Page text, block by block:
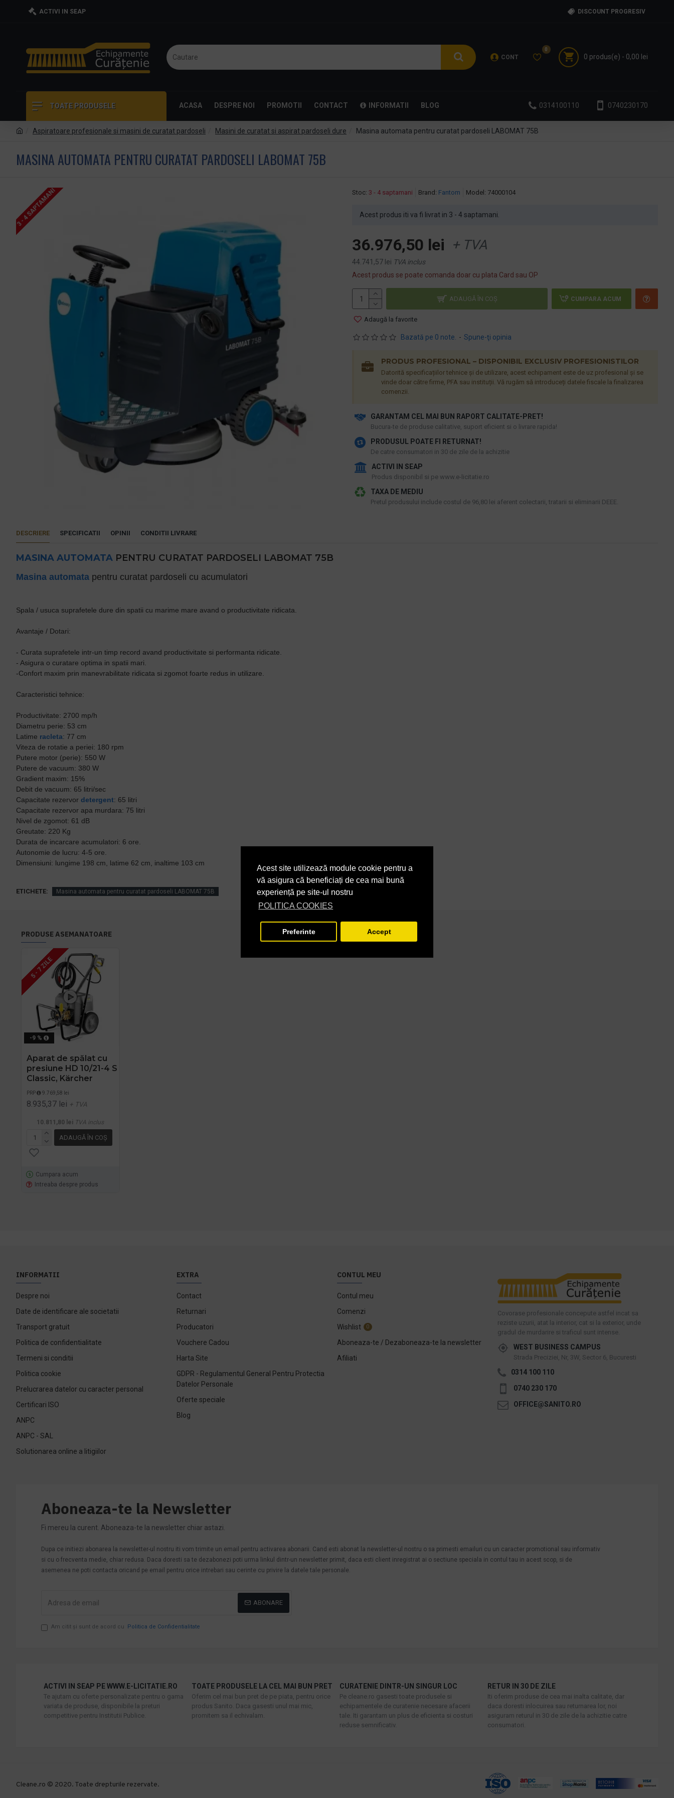
Acest site utilizează module cookie pentru a
vă asigura că beneficiați de cea mai bună
experiență pe site-ul nostru
POLITICA COOKIES
Preferinte Accept
ACTIVI IN SEAP DISCOUNT PROGRESIV
CONT
0
0 produs(e) - 0,00 lei
TOATE PRODUSELE ACASA DESPRE NOI PROMOTII CONTACT INFORMATII BLOG 0314100110 0740230170
Aspiratoare profesionale si masini de curatat pardoseli Masini de curatat si aspirat pardoseli dure Masina automata pentru curatat pardoseli LABOMAT 75B
MASINA AUTOMATA PENTRU CURATAT PARDOSELI LABOMAT 75B
3 - 4 SAPTAMANI Stoc: 3 - 4 saptamani Brand: Fantom Model: 74000104
Acest produs iti va fi livrat in 3 - 4 saptamani.
Bazată pe 0 note. - Spune-ţi opinia
36.976,50 lei + TVA
44.741,57 lei TVA inclus
Acest produs se poate comanda doar cu plata Card sau OP
ADAUGĂ ÎN COŞ CUMPARA ACUM
Adaugă la favorite
GARANTAM CEL MAI BUN RAPORT CALITATE-PRET!
​Bucura-te de produse calitative, suport eficient si o livrare rapida!
PRODUSUL POATE FI RETURNAT!
De catre consumatori in 30 de zile de la achizitie
ACTIVI IN SEAP
Produs disponibil si pe www.e-licitatie.ro
PRODUS PROFESIONAL – DISPONIBIL EXCLUSIV PROFESIONISTILOR
Datorită specificațiilor tehnice și de utilizare, acest echipament este de uz profesional și se
vinde doar către firme, PFA sau instituții. Vă rugăm să introduceți datele fiscale la finalizarea
comenzii.
TAXA DE MEDIU
Pretul produsului include costul de 96,80 lei aferent colectarii, tratarii si eliminarii DEEE.
DESCRIERE SPECIFICATII OPINII CONDITII LIVRARE
MASINA AUTOMATA PENTRU CURATAT PARDOSELI LABOMAT 75B
Masina automata pentru curatat pardoseli cu acumulatori
Spala / usuca suprafetele dure din spatii cu marime mare avand o productivitate ridicata.
Avantaje / Dotari:
- Curata suprafetele intr-un timp record avand productivitate si performanta ridicate.
- Asigura o curatare optima in spatii mari.
-Confort maxim prin manevrabilitate ridicata si zgomot foarte redus in utilizare.
Caracteristici tehnice:
Productivitate: 2700 mp/h
Diametru perie: 53 cm
Latime racleta: 77 cm
Viteza de rotatie a periei: 180 rpm
Putere motor (perie): 550 W
Putere de vacuum: 380 W
Gradient maxim: 15%
Debit de vacuum: 65 litri/sec
Capacitate rezervor detergent: 65 litri
Capacitate rezervor apa murdara: 75 litri
Nivel de zgomot: 61 dB
Greutate: 220 Kg
Durata de incarcare acumulatori: 6 ore.
Autonomie de lucru: 4-5 ore.
Dimensiuni: lungime 198 cm, latime 62 cm, inaltime 103 cm
ETICHETE: Masina automata pentru curatat pardoseli LABOMAT 75B
PRODUSE ASEMANATOARE
-9 %
5 - 7 ZILE
Aparat de spălat cu
presiune HD 10/21-4 S
Classic, Kärcher
PRP 9.769,58 lei
8.935,37 lei + TVA
10.811,80 lei TVA inclus
ADAUGĂ ÎN COŞ
Cumpara acum
Intreaba despre produs
INFORMATII
Despre noi
Date de identificare ale societatii
Transport gratuit
Politica de confidentialitate
Termeni si conditii
Politica cookie
Prelucrarea datelor cu caracter personal
Certificari ISO
ANPC
ANPC - SAL
Solutionarea online a litigiilor
EXTRA
Contact
Returnari
Producatori
Vouchere Cadou
Harta Site
GDPR - Regulamentul General Pentru Protectia
Datelor Personale
Oferte speciale
Blog
CONTUL MEU
Contul meu
Comenzi
Wishlist
0
Aboneaza-te / Dezaboneaza-te la newsletter
Afiliati
Covorase profesionale concepute astfel incat sa
reziste uzurii, atat la interior, cat si la exterior, unde
gradul de murdarire si traficul sunt intense.
WEST BUSINESS CAMPUS
Strada Preciziei, Nr, 3W, Sector 6, Bucuresti
0314 100 110
0740 230 170
OFFICE@SANITO.RO
Aboneaza-te la Newsletter
Fi mereu la curent. Aboneaza-te la newsletter chiar astazi.
Dupa ce initiezi abonarea la newsletter-ul nostru iti vom trimite un email pentru activarea abonarii. Cand esti abonat la newsletter-ul nostru o sa primesti emailuri cu un caracter promotional sau informativ
si cu o frecventa medie, chiar redusa. Daca doresti sa te dezabonezi poti urma linkul dintr-un newsletter primit, daca esti client inregistrat ai o sectiune speciala in contul tau in acest scop, si de
asemenea ne poti contacta oricand pe email pentru orice intrebari sau cerinte cu privire la datele tale personale.
ABONARE
Am citit şi sunt de acord cu Politica de Confidentialitate
ACTIVI IN SEAP PE WWW.E-LICITATIE.RO
Te ajutam cu oferte personalizate pentru o gama
variata de produse, disponibile la preturi
competitive pentru Institutii Publice.
TOATE PRODUSELE LA CEL MAI BUN PRET
Oferim cel mai bun pret de pe piata, pentru orice
produs Sanito. Daca gasesti unul mai mic,
promitem sa il echivalam.
CURATENIE DINTR-UN SINGUR LOC
Pe cleane.ro gasesti toate produsele si
echipamentele de curatenie necesare afacerii
tale. Iti garantam un plus de eficienta si costuri
reduse semnificativ.
RETUR IN 30 DE ZILE
Iti oferim produse de cea mai inalta calitate, dar
daca doresti inlocuirea sau returnarea lor, noi
asiguram returul in 30 de zile de la achizitie catre
consumatori.
Cleane.ro © 2020. Toate drepturile rezervate.